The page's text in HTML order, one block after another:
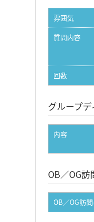
雰囲気
質問内容
回数
グループ
内容
OB／OG訪
OB／OG訪